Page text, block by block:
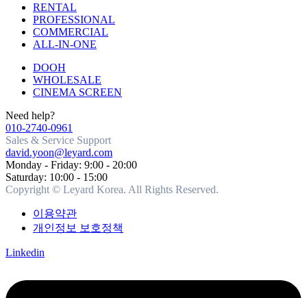
RENTAL
PROFESSIONAL
COMMERCIAL
ALL-IN-ONE
DOOH
WHOLESALE
CINEMA SCREEN
Need help?
010-2740-0961
Sales & Service Support
david.yoon@leyard.com
Monday - Friday: 9:00 - 20:00
Saturday: 10:00 - 15:00
Copyright © Leyard Korea. All Rights Reserved.
이용약관
개인정보 보호정책
Linkedin